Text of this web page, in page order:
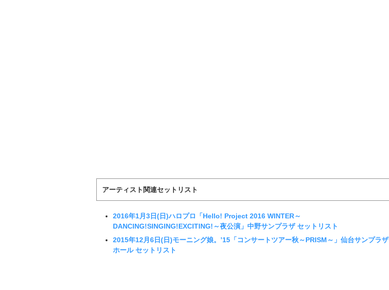
アーティスト関連セットリスト
2016年1月3日(日)ハロプロ「Hello! Project 2016 WINTER～
DANCING!SINGING!EXCITING!～夜公演」中野サンプラザ セットリスト
2015年12月6日(日)モーニング娘。’15「コンサートツアー秋～PRISM～」仙台サンプラザ
ホール セットリスト